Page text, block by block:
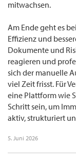
mitwachsen.
Am Ende geht es
Effizienz und
Dokumente und
reagieren und
sich der manuelle
viel Zeit frisst. Für
eine Plattform wie
Schritt sein, um
aktiv, strukturiert
5. Juni 2026